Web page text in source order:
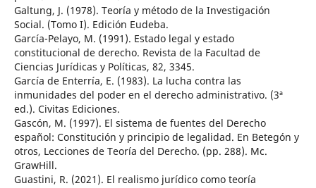
Galtung, J. (1978). Teoría y método de la Investigación
Social. (Tomo I). Edición Eudeba.
García-Pelayo, M. (1991). Estado legal y estado
constitucional de derecho. Revista de la Facultad de
Ciencias Jurídicas y Políticas, 82, 3345.
García de Enterría, E. (1983). La lucha contra las
inmunidades del poder en el derecho administrativo. (3ª
ed.). Civitas Ediciones.
Gascón, M. (1997). El sistema de fuentes del Derecho
español: Constitución y principio de legalidad. En Betegón y
otros, Lecciones de Teoría del Derecho. (pp. 288). Mc.
GrawHill.
Guastini, R. (2021). El realismo jurídico como teoría